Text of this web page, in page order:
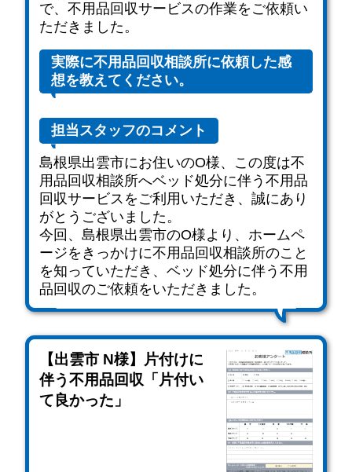
で、不用品回収サービスの作業をご依頼い
ただきました。
実際に不用品回収相談所に依頼した感
想を教えてください。
担当スタッフのコメント
島根県出雲市にお住いのO様、この度は不
用品回収相談所へベッド処分に伴う不用品
回収サービスをご利用いただき、誠にあり
がとうございました。
今回、島根県出雲市のO様より、ホームペ
ージをきっかけに不用品回収相談所のこと
を知っていただき、ベッド処分に伴う不用
品回収のご依頼をいただきました。
【出雲市 N様】片付けに
伴う不用品回収「片付い
て良かった」